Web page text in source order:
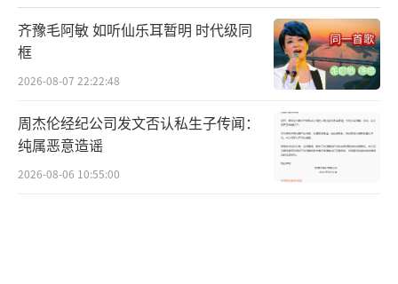
齐豫毛阿敏 如听仙乐耳暂明 时代级同
框
2026-08-07 22:22:48
周杰伦经纪公司发文否认私生子传闻：
纯属恶意造谣
2026-08-06 10:55:00